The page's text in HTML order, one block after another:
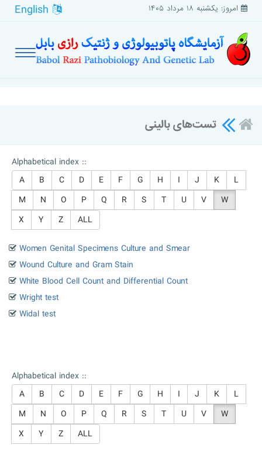
امروز: یکشنبه ۱۸ مرداد ۱۴۰۵
تست‌های بالینی
Alphabetical index ::
A
B C D E F G H I J K
L
M
N O P Q R S T U V
W
X
Y Z ALL
Women Genital Specimens Culture and Smear
Wound Culture and Gram Stain
White Blood Cell Count and Differential Count
Wright test
Widal test
Alphabetical index ::
A
B C D E F G H I J K
L
M
N O P Q R S T U V
W
X
Y Z ALL